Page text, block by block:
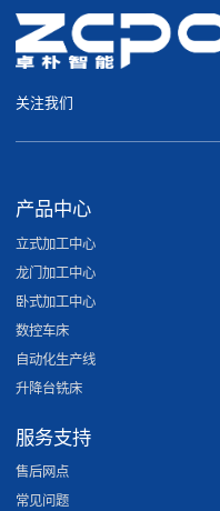
关注我们
产品中心
立式加工中心
龙门加工中心
卧式加工中心
数控车床
自动化生产线
升降台铣床
服务支持
售后网点
常见问题